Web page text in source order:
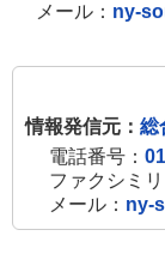
メール： ny-
情報発信元： 総
電話番号：
ファクシミ
メール： ny-